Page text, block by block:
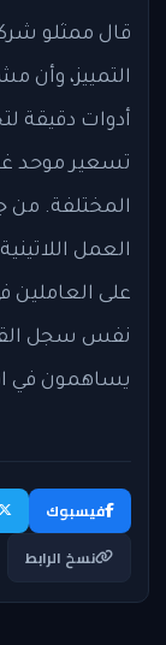
قال ممثلو
التمييز، وأن
أدوات دقيقة
تسعير موحد
المختلفة. من
العمل
على العاملين
نفس سجل
يساهمون في
فيسبوك
نسخ الرابط